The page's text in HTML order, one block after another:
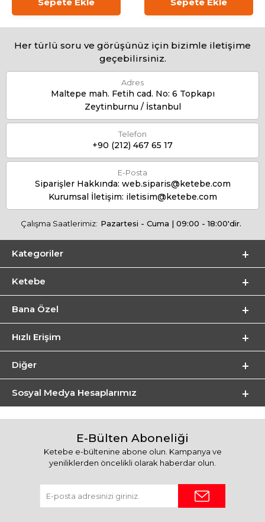
Her türlü soru ve görüşünüz için bizimle iletişime
geçebilirsiniz.
Adres
Maltepe mah. Fetih cad. No: 6 Topkapı
Zeytinburnu / İstanbul
Telefon
+90 (212) 467 65 17
E-Posta
Siparişler Hakkında: web.siparis@ketebe.com
Kurumsal İletişim: iletisim@ketebe.com
Çalışma Saatlerimiz: Pazartesi - Cuma | 09:00 - 18:00'dir.
Kategoriler
Ketebe
Bana Özel
Hızlı Erişim
Diğer
Sosyal Medya Hesaplarımız
E-Bülten Aboneliği
Ketebe e-bültenine abone olun. Kampanya ve
yeniliklerden öncelikli olarak haberdar olun.